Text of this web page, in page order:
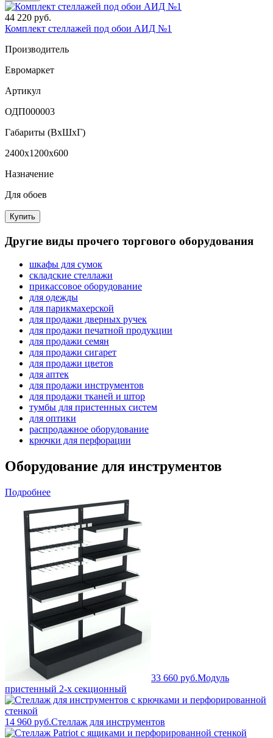
44 220 руб.
Комплект стеллажей под обои АИД №1
Производитель
Евромаркет
Артикул
ОДП000003
Габариты (ВxШxГ)
2400x1200x600
Назначение
Для обоев
Купить
Другие виды прочего торгового оборудования
шкафы для сумок
складские стеллажи
прикассовое оборудование
для одежды
для парикмахерской
для продажи дверных ручек
для продажи печатной продукции
для продажи семян
для продажи сигарет
для продажи цветов
для аптек
для продажи инструментов
для продажи тканей и штор
тумбы для пристенных систем
для оптики
распродажное оборудование
крючки для перфорации
Оборудование для инструментов
Подробнее
33 660 руб.Модуль
пристенный 2-х секционный
14 960 руб.Стеллаж для инструментов